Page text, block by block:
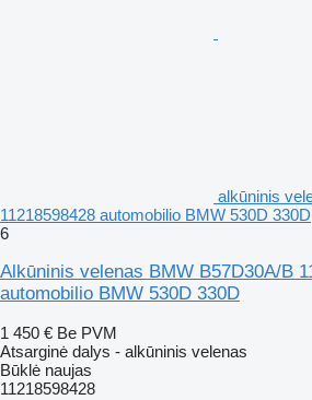
alkūninis
11218598428 automobilio BMW 530D 330D
6
Alkūninis velenas BMW B57D30A/B
automobilio BMW 530D 330D
1 450 € Be PVM
Atsarginė dalys - alkūninis velenas
Būklė naujas
11218598428